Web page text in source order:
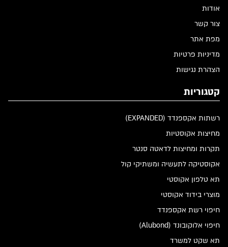
אודות
צור קשר
מפת אתר
מדיניות פרטיות
הצהרת נגישות
קטגוריות
רשתות אקספנדד (EXPANDED)
מחיצות אקוסטיות
תקרות ומחיצות לדאטה סנטר
אקוסטיקה לתעשיה ומשתיקי קול
תא טלפון אקוסטי
מוצרי בידוד אקוסטי
חיפוי רשת אקספנדד
חיפוי אלוקובונד (Alubond)
תא שקט למשרד